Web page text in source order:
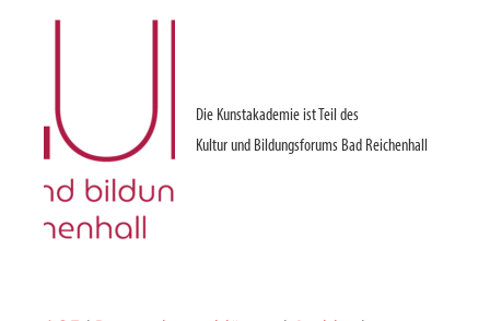
Die Kunstakademie ist Teil des
Kultur und Bildungsforums Bad Reichenhall